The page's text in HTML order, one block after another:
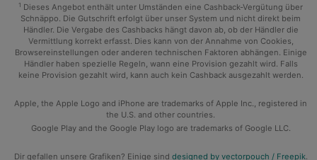
1 Dieses Angebot enthält unter Umständen eine Cashback-Vergütung über
Schnäppo. Die Gutschrift erfolgt über unser System und nicht direkt beim
Händler. Die Vergabe des Cashbacks hängt davon ab, ob der Händler die
Vermittlung korrekt erfasst. Dies kann von der Annahme von Cookies,
Browsereinstellungen oder anderen technischen Faktoren abhängen. Einige
Händler haben spezielle Regeln, wann eine Provision gezahlt wird. Falls
keine Provision gezahlt wird, kann auch kein Cashback ausgezahlt werden.
Apple, the Apple Logo and iPhone are trademarks of Apple Inc., registered in
the U.S. and other countries.
Google Play and the Google Play logo are trademarks of Google LLC.
Dir gefallen unsere Grafiken? Einige sind designed by vectorpouch / Freepik.